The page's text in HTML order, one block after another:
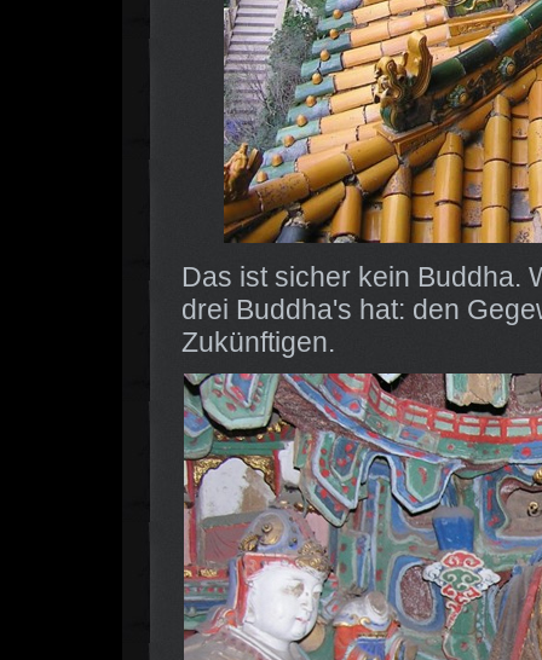
Das ist sicher kein Buddha.
drei Buddha's hat: den
Zukünftigen.